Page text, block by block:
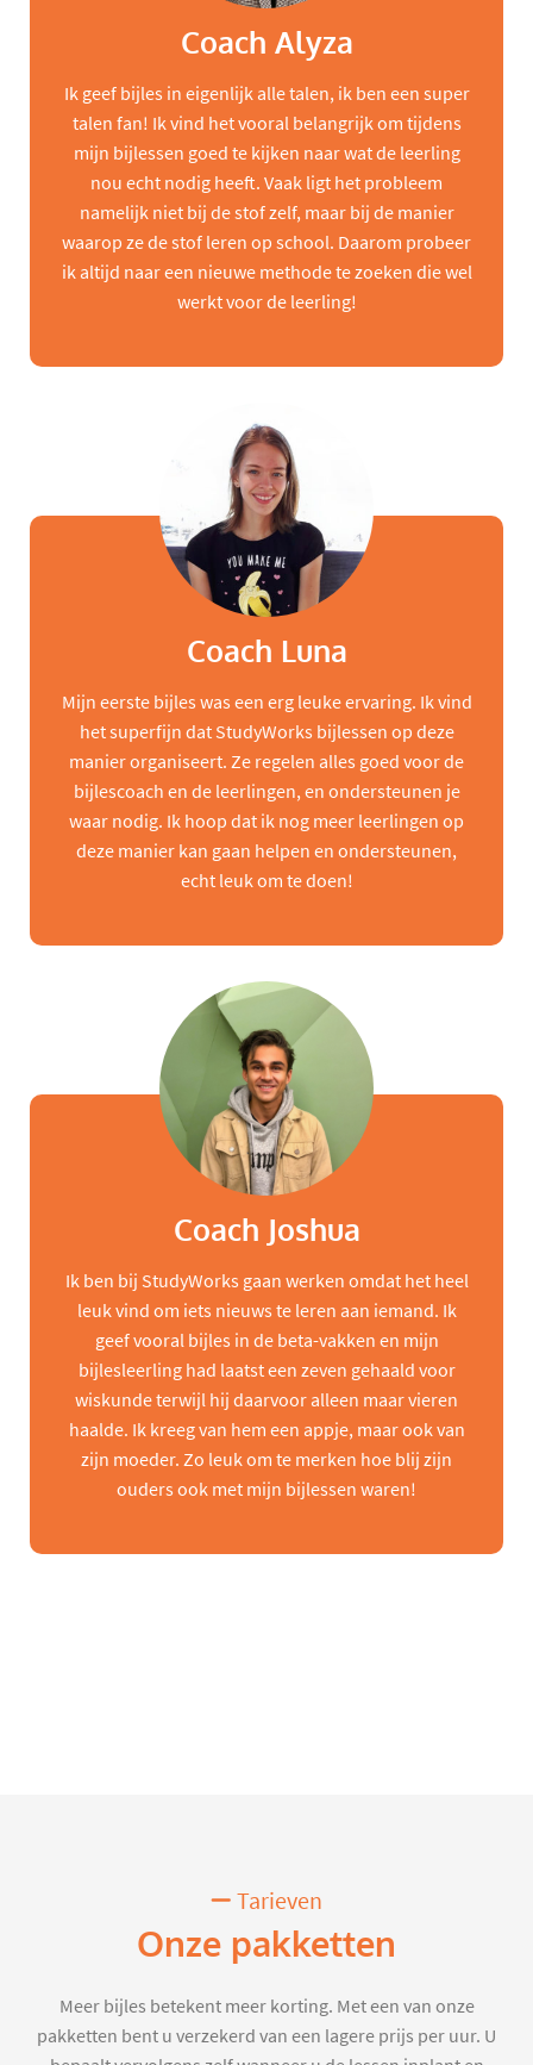
Coach Alyza
Ik geef bijles in eigenlijk alle talen, ik ben een super
talen fan! Ik vind het vooral belangrijk om tijdens
mijn bijlessen goed te kijken naar wat de leerling
nou echt nodig heeft. Vaak ligt het probleem
namelijk niet bij de stof zelf, maar bij de manier
waarop ze de stof leren op school. Daarom probeer
ik altijd naar een nieuwe methode te zoeken die wel
werkt voor de leerling!
Coach Luna
Mijn eerste bijles was een erg leuke ervaring. Ik vind
het superfijn dat StudyWorks bijlessen op deze
manier organiseert. Ze regelen alles goed voor de
bijlescoach en de leerlingen, en ondersteunen je
waar nodig. Ik hoop dat ik nog meer leerlingen op
deze manier kan gaan helpen en ondersteunen,
echt leuk om te doen!
Coach Joshua
Ik ben bij StudyWorks gaan werken omdat het heel
leuk vind om iets nieuws te leren aan iemand. Ik
geef vooral bijles in de beta-vakken en mijn
bijlesleerling had laatst een zeven gehaald voor
wiskunde terwijl hij daarvoor alleen maar vieren
haalde. Ik kreeg van hem een appje, maar ook van
zijn moeder. Zo leuk om te merken hoe blij zijn
ouders ook met mijn bijlessen waren!
Tarieven
Onze pakketten
Meer bijles betekent meer korting. Met een van onze
pakketten bent u verzekerd van een lagere prijs per uur. U